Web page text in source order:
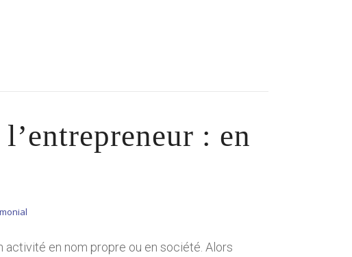
: en
en nom propre ou en société. Alors